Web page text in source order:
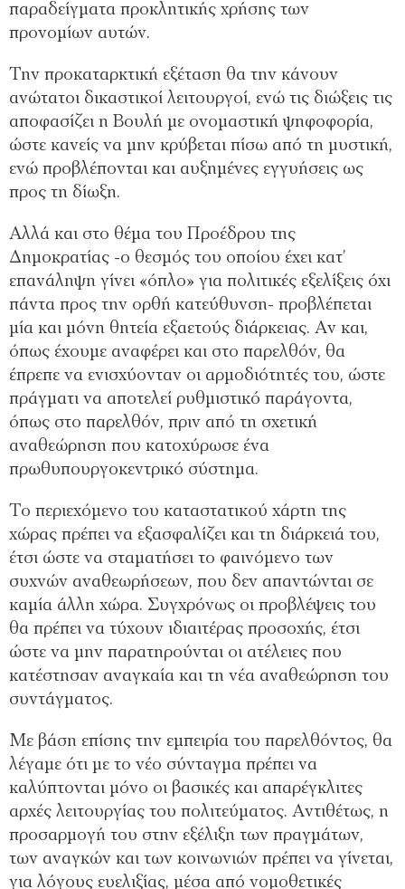
παραδείγματα προκλητικής χρήσης των
προνομίων αυτών.
Την προκαταρκτική εξέταση θα την κάνουν
ανώτατοι δικαστικοί λειτουργοί, ενώ τις διώξεις τις
αποφασίζει η Βουλή με ονομαστική ψηφοφορία,
ώστε κανείς να μην κρύβεται πίσω από τη μυστική,
ενώ προβλέπονται και αυξημένες εγγυήσεις ως
προς τη δίωξη.
Αλλά και στο θέμα του Προέδρου της
Δημοκρατίας -ο θεσμός του οποίου έχει κατ’
επανάληψη γίνει «όπλο» για πολιτικές εξελίξεις όχι
πάντα προς την ορθή κατεύθυνση- προβλέπεται
μία και μόνη θητεία εξαετούς διάρκειας. Αν και,
όπως έχουμε αναφέρει και στο παρελθόν, θα
έπρεπε να ενισχύονταν οι αρμοδιότητές του, ώστε
πράγματι να αποτελεί ρυθμιστικό παράγοντα,
όπως στο παρελθόν, πριν από τη σχετική
αναθεώρηση που κατοχύρωσε ένα
πρωθυπουργοκεντρικό σύστημα.
Το περιεχόμενο του καταστατικού χάρτη της
χώρας πρέπει να εξασφαλίζει και τη διάρκειά του,
έτσι ώστε να σταματήσει το φαινόμενο των
συχνών αναθεωρήσεων, που δεν απαντώνται σε
καμία άλλη χώρα. Συγχρόνως οι προβλέψεις του
θα πρέπει να τύχουν ιδιαιτέρας προσοχής, έτσι
ώστε να μην παρατηρούνται οι ατέλειες που
κατέστησαν αναγκαία και τη νέα αναθεώρηση του
συντάγματος.
Με βάση επίσης την εμπειρία του παρελθόντος, θα
λέγαμε ότι με το νέο σύνταγμα πρέπει να
καλύπτονται μόνο οι βασικές και απαρέγκλιτες
αρχές λειτουργίας του πολιτεύματος. Αντιθέτως, η
προσαρμογή του στην εξέλιξη των πραγμάτων,
των αναγκών και των κοινωνιών πρέπει να γίνεται,
για λόγους ευελιξίας, μέσα από νομοθετικές